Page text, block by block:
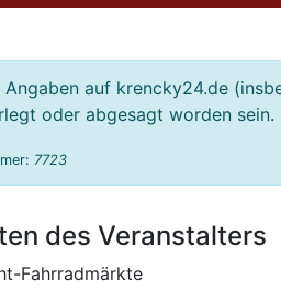
Angaben auf krencky24.de
oder abgesagt worden
7723
des Veranstalters
Fahrradmärkte